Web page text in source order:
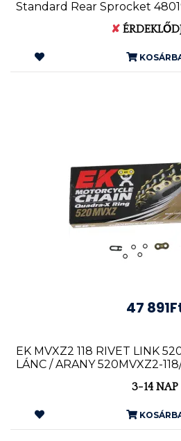
Standard Rear Sprocket
✘
47
EK MVXZ2 118 RIVET LINK
LÁNC / ARANY 520MVXZ2-
3-14 NAP